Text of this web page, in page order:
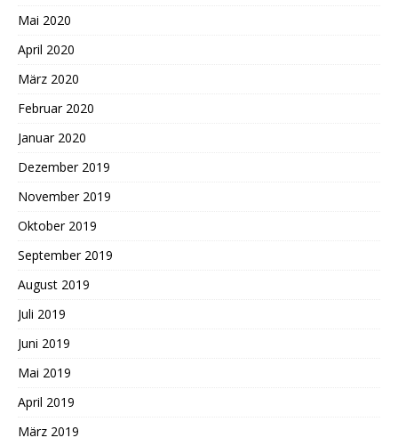
Mai 2020
April 2020
März 2020
Februar 2020
Januar 2020
Dezember 2019
November 2019
Oktober 2019
September 2019
August 2019
Juli 2019
Juni 2019
Mai 2019
April 2019
März 2019